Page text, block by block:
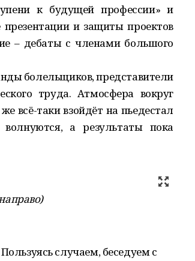
к будущей профессии» и
презентации и защиты проектов
– дебаты с членами большого
болельщиков, представители
труда. Атмосфера вокруг
всё-таки взойдёт на пьедестал
а результаты пока
случаем, беседуем с